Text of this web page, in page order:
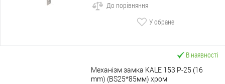
До порівняння
У обране
В наявності
Механізм замка KALE 153 P-25 (16
mm) (BS25*85мм) хром